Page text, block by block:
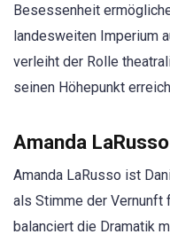
Besessenheit
landesweiten Imperium
verleiht der Rolle
seinen Höhepunkt
Amanda
Amanda LaRusso ist
als Stimme der Vernunft
balanciert die Dramatik